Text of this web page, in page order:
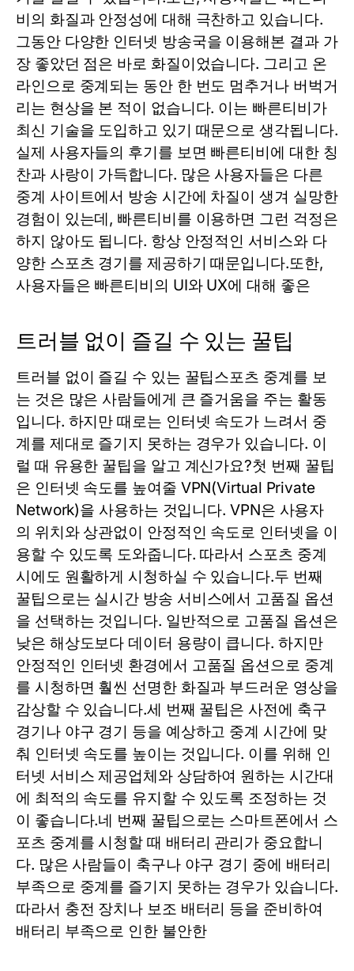
비의 화질과 안정성에 대해 극찬하고 있습니다.
그동안 다양한 인터넷 방송국을 이용해본 결과 가
장 좋았던 점은 바로 화질이었습니다. 그리고 온
라인으로 중계되는 동안 한 번도 멈추거나 버벅거
리는 현상을 본 적이 없습니다. 이는 빠른티비가
최신 기술을 도입하고 있기 때문으로 생각됩니다.
실제 사용자들의 후기를 보면 빠른티비에 대한 칭
찬과 사랑이 가득합니다. 많은 사용자들은 다른
중계 사이트에서 방송 시간에 차질이 생겨 실망한
경험이 있는데, 빠른티비를 이용하면 그런 걱정은
하지 않아도 됩니다. 항상 안정적인 서비스와 다
양한 스포츠 경기를 제공하기 때문입니다.또한,
사용자들은 빠른티비의 UI와 UX에 대해 좋은
트러블 없이 즐길 수 있는 꿀팁
트러블 없이 즐길 수 있는 꿀팁스포츠 중계를 보
는 것은 많은 사람들에게 큰 즐거움을 주는 활동
입니다. 하지만 때로는 인터넷 속도가 느려서 중
계를 제대로 즐기지 못하는 경우가 있습니다. 이
럴 때 유용한 꿀팁을 알고 계신가요?첫 번째 꿀팁
은 인터넷 속도를 높여줄 VPN(Virtual Private
Network)을 사용하는 것입니다. VPN은 사용자
의 위치와 상관없이 안정적인 속도로 인터넷을 이
용할 수 있도록 도와줍니다. 따라서 스포츠 중계
시에도 원활하게 시청하실 수 있습니다.두 번째
꿀팁으로는 실시간 방송 서비스에서 고품질 옵션
을 선택하는 것입니다. 일반적으로 고품질 옵션은
낮은 해상도보다 데이터 용량이 큽니다. 하지만
안정적인 인터넷 환경에서 고품질 옵션으로 중계
를 시청하면 훨씬 선명한 화질과 부드러운 영상을
감상할 수 있습니다.세 번째 꿀팁은 사전에 축구
경기나 야구 경기 등을 예상하고 중계 시간에 맞
춰 인터넷 속도를 높이는 것입니다. 이를 위해 인
터넷 서비스 제공업체와 상담하여 원하는 시간대
에 최적의 속도를 유지할 수 있도록 조정하는 것
이 좋습니다.네 번째 꿀팁으로는 스마트폰에서 스
포츠 중계를 시청할 때 배터리 관리가 중요합니
다. 많은 사람들이 축구나 야구 경기 중에 배터리
부족으로 중계를 즐기지 못하는 경우가 있습니다.
따라서 충전 장치나 보조 배터리 등을 준비하여
배터리 부족으로 인한 불안한